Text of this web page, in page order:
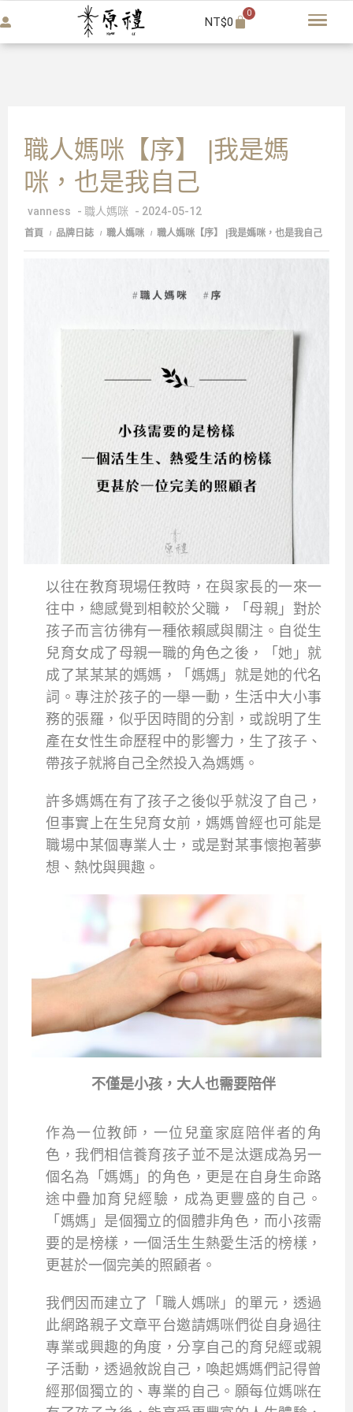
NT$0
0
職人媽咪【序】 |我是媽
咪，也是我自己
vanness - 職人媽咪 - 2024-05-12
首頁 / 品牌日誌 / 職人媽咪 / 職人媽咪【序】 |我是媽咪，也是我自己
以往在教育現場任教時，在與家長的一來一
往中，總感覺到相較於父職，「母親」對於
孩子而言彷彿有一種依賴感與關注。自從生
兒育女成了母親一職的角色之後，「她」就
成了某某某的媽媽，「媽媽」就是她的代名
詞。專注於孩子的一舉一動，生活中大小事
務的張羅，似乎因時間的分割，或說明了生
產在女性生命歷程中的影響力，生了孩子、
帶孩子就將自己全然投入為媽媽。
許多媽媽在有了孩子之後似乎就沒了自己，
但事實上在生兒育女前，媽媽曾經也可能是
職場中某個專業人士，或是對某事懷抱著夢
想、熱忱與興趣。
不僅是小孩，大人也需要陪伴
作為一位教師，一位兒童家庭陪伴者的角
色，我們相信養育孩子並不是汰選成為另一
個名為「媽媽」的角色，更是在自身生命路
途中疊加育兒經驗，成為更豐盛的自己。
「媽媽」是個獨立的個體非角色，而小孩需
要的是榜樣，一個活生生熱愛生活的榜樣，
更甚於一個完美的照顧者。
我們因而建立了「職人媽咪」的單元，透過
此網路親子文章平台邀請媽咪們從自身過往
專業或興趣的角度，分享自己的育兒經或親
子活動，透過敘說自己，喚起媽媽們記得曾
經那個獨立的、專業的自己。願每位媽咪在